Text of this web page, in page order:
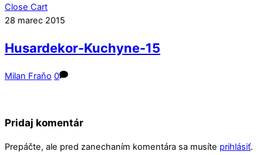
Close Cart
28 marec 2015
Husardekor-Kuchyne-15
Milan Fraňo 0
Pridaj komentár
Prepáčte, ale pred zanechaním komentára sa musíte prihlásiť.